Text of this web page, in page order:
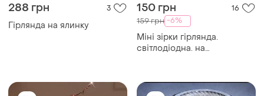
288 грн 3
Гірлянда на ялинку
150 грн 16
159 грн -6%
Міні зірки гірлянда.
світлодіодна. на